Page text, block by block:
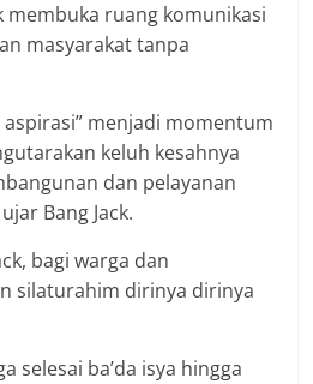
ruang komunikasi
masyarakat tanpa
aspirasi” menjadi momentum
keluh kesahnya
dan pelayanan
Bang Jack.
bagi warga dan
silaturahim dirinya dirinya
selesai ba’da isya hingga